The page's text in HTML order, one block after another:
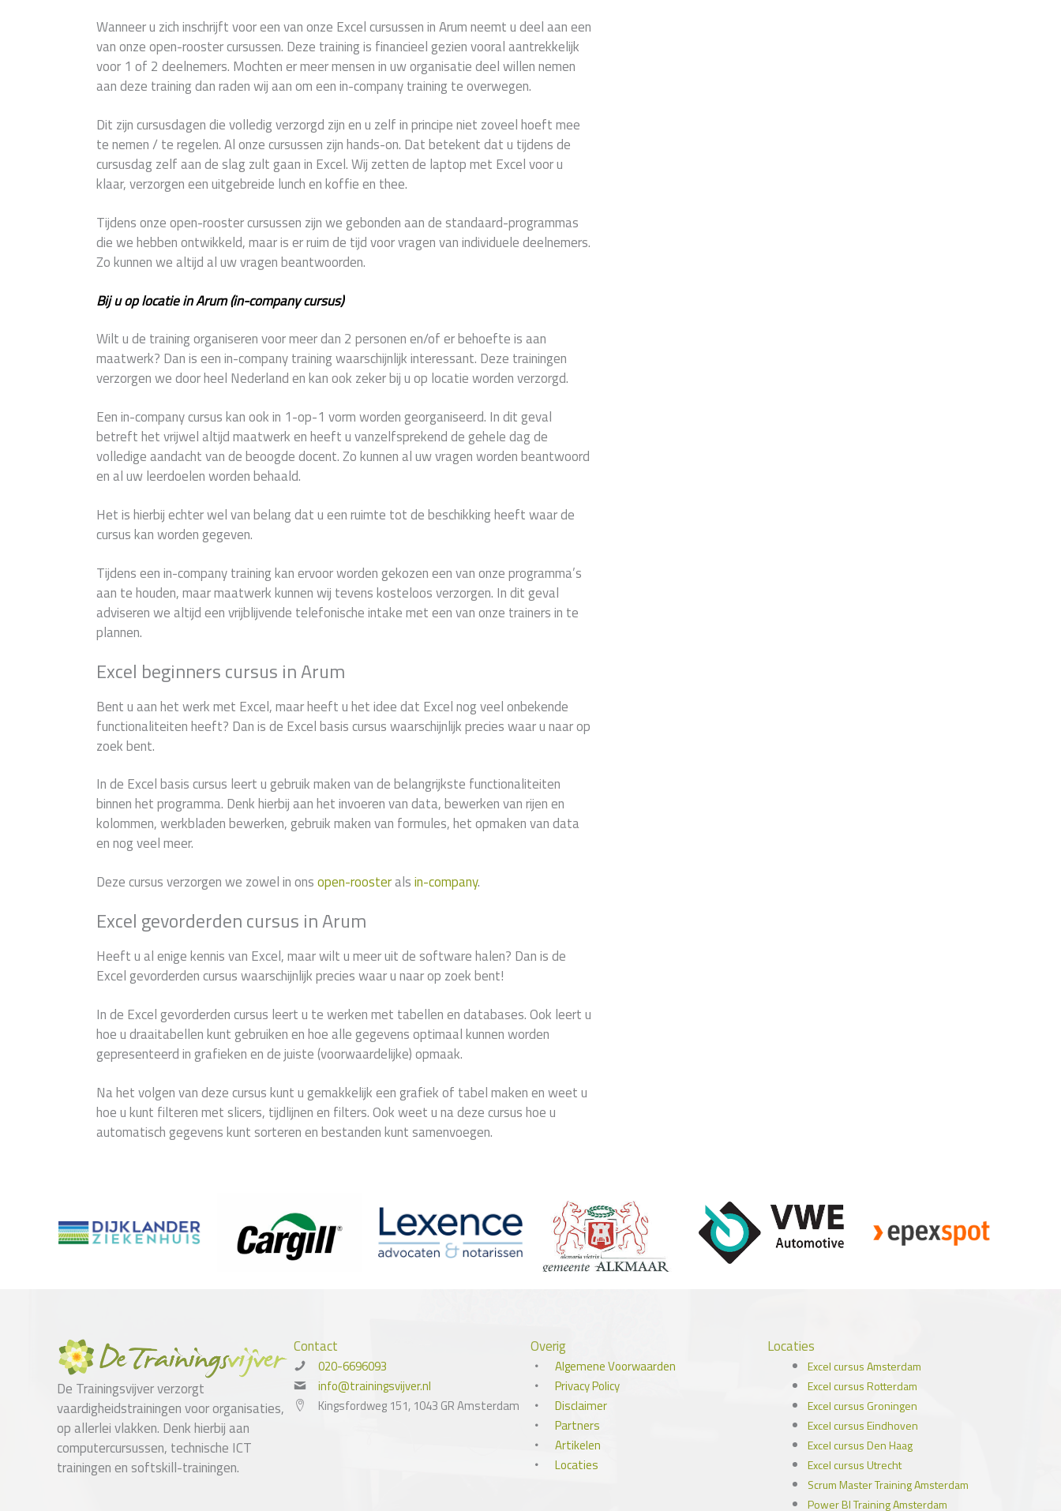
Wanneer u zich inschrijft voor een van onze Excel cursussen in Arum neemt u deel aan een
van onze open-rooster cursussen. Deze training is financieel gezien vooral aantrekkelijk
voor 1 of 2 deelnemers. Mochten er meer mensen in uw organisatie deel willen nemen
aan deze training dan raden wij aan om een in-company training te overwegen.
Dit zijn cursusdagen die volledig verzorgd zijn en u zelf in principe niet zoveel hoeft mee
te nemen / te regelen. Al onze cursussen zijn hands-on. Dat betekent dat u tijdens de
cursusdag zelf aan de slag zult gaan in Excel. Wij zetten de laptop met Excel voor u
klaar, verzorgen een uitgebreide lunch en koffie en thee.
Tijdens onze open-rooster cursussen zijn we gebonden aan de standaard-programmas
die we hebben ontwikkeld, maar is er ruim de tijd voor vragen van individuele deelnemers.
Zo kunnen we altijd al uw vragen beantwoorden.
Bij u op locatie in Arum (in-company cursus)
Wilt u de training organiseren voor meer dan 2 personen en/of er behoefte is aan
maatwerk? Dan is een in-company training waarschijnlijk interessant. Deze trainingen
verzorgen we door heel Nederland en kan ook zeker bij u op locatie worden verzorgd.
Een in-company cursus kan ook in 1-op-1 vorm worden georganiseerd. In dit geval
betreft het vrijwel altijd maatwerk en heeft u vanzelfsprekend de gehele dag de
volledige aandacht van de beoogde docent. Zo kunnen al uw vragen worden beantwoord
en al uw leerdoelen worden behaald.
Het is hierbij echter wel van belang dat u een ruimte tot de beschikking heeft waar de
cursus kan worden gegeven.
Tijdens een in-company training kan ervoor worden gekozen een van onze programma’s
aan te houden, maar maatwerk kunnen wij tevens kosteloos verzorgen. In dit geval
adviseren we altijd een vrijblijvende telefonische intake met een van onze trainers in te
plannen.
Excel beginners cursus in Arum
Bent u aan het werk met Excel, maar heeft u het idee dat Excel nog veel onbekende
functionaliteiten heeft? Dan is de Excel basis cursus waarschijnlijk precies waar u naar op
zoek bent.
In de Excel basis cursus leert u gebruik maken van de belangrijkste functionaliteiten
binnen het programma. Denk hierbij aan het invoeren van data, bewerken van rijen en
kolommen, werkbladen bewerken, gebruik maken van formules, het opmaken van data
en nog veel meer.
Deze cursus verzorgen we zowel in onsopen-roosteralsin-company.
Excel gevorderden cursus in Arum
Heeft u al enige kennis van Excel, maar wilt u meer uit de software halen? Dan is de
Excel gevorderden cursus waarschijnlijk precies waar u naar op zoek bent!
In de Excel gevorderden cursus leert u te werken met tabellen en databases. Ook leert u
hoe u draaitabellen kunt gebruiken en hoe alle gegevens optimaal kunnen worden
gepresenteerd in grafieken en de juiste (voorwaardelijke) opmaak.
Na het volgen van deze cursus kunt u gemakkelijk een grafiek of tabel maken en weet u
hoe u kunt filteren met slicers, tijdlijnen en filters. Ook weet u na deze cursus hoe u
automatisch gegevens kunt sorteren en bestanden kunt samenvoegen.
De Trainingsvijver verzorgt
vaardigheidstrainingen voor organisaties,
op allerlei vlakken. Denk hierbij aan
computercursussen, technische ICT
trainingen en softskill-trainingen.
Contact
020-6696093
info@trainingsvijver.nl
Kingsfordweg 151, 1043 GR Amsterdam
Overig
Algemene Voorwaarden
Privacy Policy
Disclaimer
Partners
Artikelen
Locaties
Locaties
Excel cursus Amsterdam
Excel cursus Rotterdam
Excel cursus Groningen
Excel cursus Eindhoven
Excel cursus Den Haag
Excel cursus Utrecht
Scrum Master Training Amsterdam
Power BI Training Amsterdam